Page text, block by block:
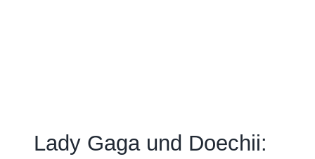
Lady Gaga und Doechii: